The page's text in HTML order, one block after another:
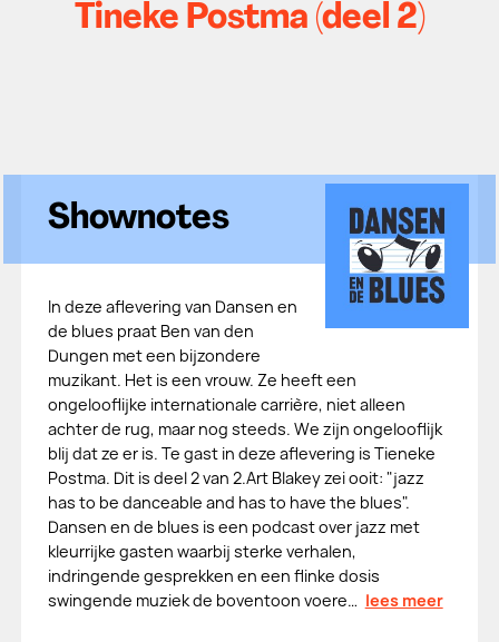
Tineke Postma (deel 2)
Shownotes
In deze aflevering van Dansen en
de blues praat Ben van den
Dungen met een bijzondere
muzikant. Het is een vrouw. Ze heeft een
ongelooflijke internationale carrière, niet alleen
achter de rug, maar nog steeds. We zijn ongelooflijk
blij dat ze er is. Te gast in deze aflevering is Tieneke
Postma. Dit is deel 2 van 2.Art Blakey zei ooit: "jazz
has to be danceable and has to have the blues".
Dansen en de blues is een podcast over jazz met
kleurrijke gasten waarbij sterke verhalen,
indringende gesprekken en een flinke dosis
swingende muziek de boventoon voere… lees meer